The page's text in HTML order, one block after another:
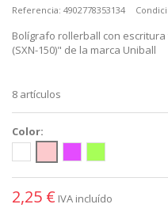
Referencia: 4902778353134
Bolígrafo rollerball con escritura
(SXN-150)" de la marca Uniball
8 artículos
Color:
2,25 € IVA incluído